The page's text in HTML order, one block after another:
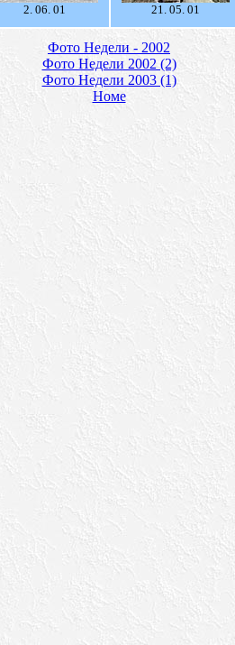
2. 06. 01 21. 05. 01
Фото Недели - 2002
Фото Недели 2002 (2)
Фото Недели 2003 (1)
Номе